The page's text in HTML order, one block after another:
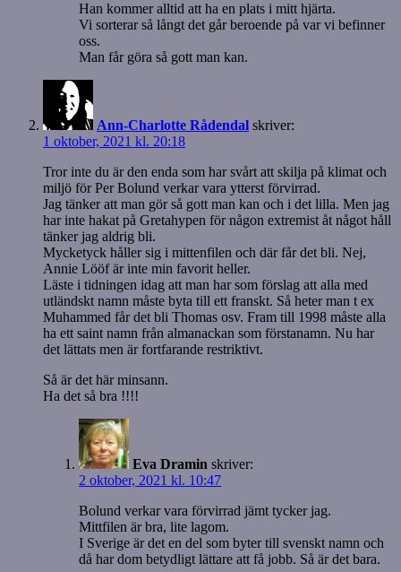
Han kommer alltid att ha en plats i mitt hjärta.
Vi sorterar så långt det går beroende på var vi befinner
oss.
Man får göra så gott man kan.
Ann-Charlotte Rådendal skriver:
1 oktober, 2021 kl. 20:18
Tror inte du är den enda som har svårt att skilja på klimat och
miljö för Per Bolund verkar vara ytterst förvirrad.
Jag tänker att man gör så gott man kan och i det lilla. Men jag
har inte hakat på Gretahypen för någon extremist åt något håll
tänker jag aldrig bli.
Mycketyck håller sig i mittenfilen och där får det bli. Nej,
Annie Lööf är inte min favorit heller.
Läste i tidningen idag att man har som förslag att alla med
utländskt namn måste byta till ett franskt. Så heter man t ex
Muhammed får det bli Thomas osv. Fram till 1998 måste alla
ha ett saint namn från almanackan som förstanamn. Nu har
det lättats men är fortfarande restriktivt.
Så är det här minsann.
Ha det så bra !!!!
Eva Dramin skriver:
2 oktober, 2021 kl. 10:47
Bolund verkar vara förvirrad jämt tycker jag.
Mittfilen är bra, lite lagom.
I Sverige är det en del som byter till svenskt namn och
då har dom betydligt lättare att få jobb. Så är det bara.